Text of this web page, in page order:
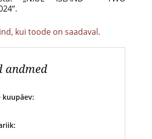
kui toode on saadaval.
andmed
kuupäev: